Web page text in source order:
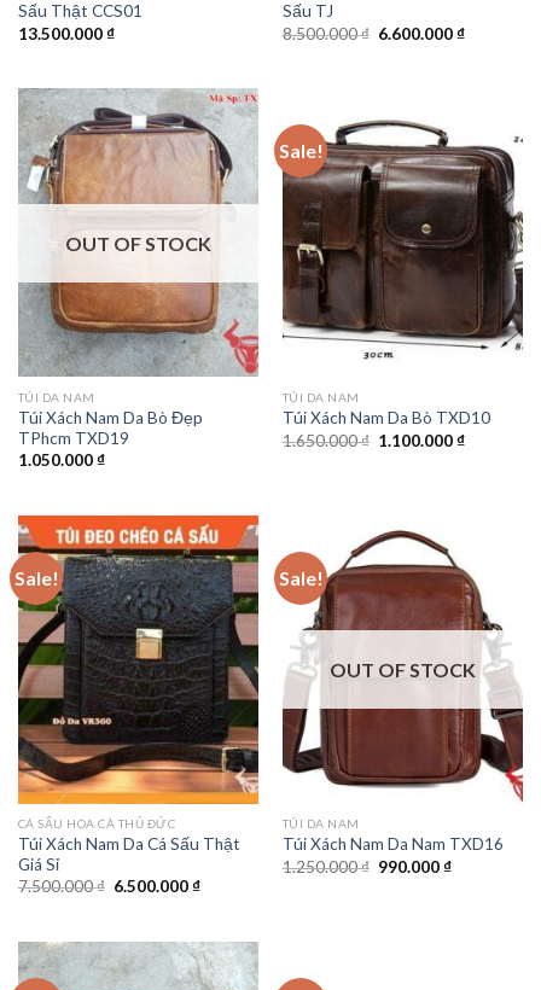
Sấu Thật CCS01
13.500.000₫
Sấu TJ
8.500.000₫ 6.600.000₫
OUT OF STOCK
TÚI DA NAM
Túi Xách Nam Da Bò Đẹp
TPhcm TXD19
1.050.000₫
Sale!
TÚI DA NAM
Túi Xách Nam Da Bò TXD10
1.650.000₫ 1.100.000₫
Sale!
CÁ SẤU HOA CÀ THỦ ĐỨC
Túi Xách Nam Da Cá Sấu Thật
Giá Sỉ
7.500.000₫ 6.500.000₫
Sale!
OUT OF STOCK
TÚI DA NAM
Túi Xách Nam Da Nam TXD16
1.250.000₫ 990.000₫